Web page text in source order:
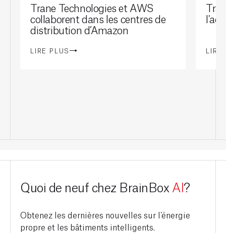
Trane Technologies et AWS
collaborent dans les centres de
distribution d’Amazon
LIRE PLUS LIRE
Quoi de neuf chez BrainBox AI?
Obtenez les dernières nouvelles sur l’énergie
propre et les bâtiments intelligents.